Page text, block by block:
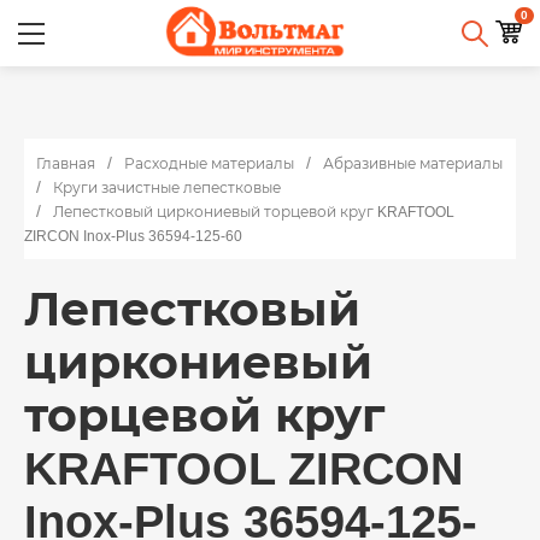
0
Главная Расходные материалы
Абразивные материалы
Круги зачистные лепестковые
Лепестковый циркониевый торцевой круг KRAFTOOL
ZIRCON Inox-Plus 36594-125-60
Лепестковый
циркониевый
торцевой круг
KRAFTOOL ZIRCON
Inox-Plus 36594-125-